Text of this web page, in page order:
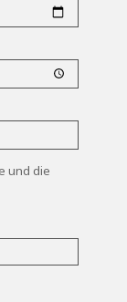
und die